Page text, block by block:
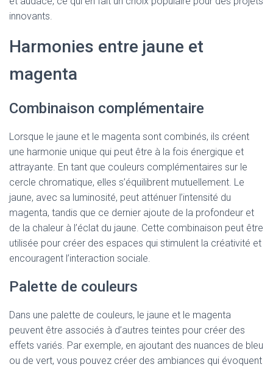
innovants.
Harmonies entre jaune et
magenta
Combinaison complémentaire
Lorsque le jaune et le magenta sont combinés, ils créent
une harmonie unique qui peut être à la fois énergique et
attrayante. En tant que couleurs complémentaires sur le
cercle chromatique, elles s’équilibrent mutuellement. Le
jaune, avec sa luminosité, peut atténuer l’intensité du
magenta, tandis que ce dernier ajoute de la profondeur et
de la chaleur à l’éclat du jaune. Cette combinaison peut être
utilisée pour créer des espaces qui stimulent la créativité et
encouragent l’interaction sociale.
Palette de couleurs
Dans une palette de couleurs, le jaune et le magenta
peuvent être associés à d’autres teintes pour créer des
effets variés. Par exemple, en ajoutant des nuances de bleu
ou de vert, vous pouvez créer des ambiances qui évoquent